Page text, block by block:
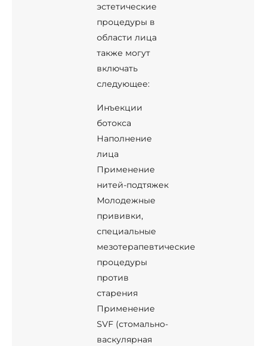
эстетические
процедуры в
области лица
также могут
включать
следующее:
Инъекции
ботокса
Наполнение
лица
Применение
нитей-подтяжек
Молодежные
прививки,
специальные
мезотерапевтические
процедуры
против
старения
Применение
SVF (стомально-
васкулярная